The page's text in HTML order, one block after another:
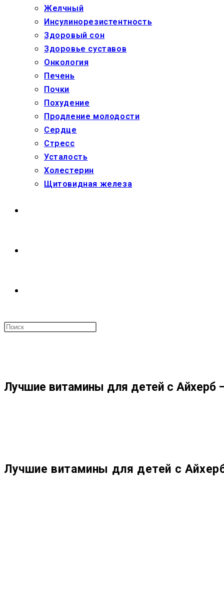
Желчный
Инсулинорезистентность
Здоровый сон
Здоровье суставов
Онкология
Печень
Почки
Похудение
Продление молодости
Сердце
Стресс
Усталость
Холестерин
Щитовидная железа
ПОИСК
Лучшие витамины для детей с Айхерб
Лучшие витамины для детей с